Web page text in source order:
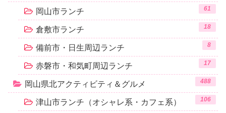
岡山市ランチ 61
倉敷市ランチ 18
備前市・日生周辺ランチ 8
赤磐市・和気町周辺ランチ 17
岡山県北アクティビティ＆グルメ 488
津山市ランチ（オシャレ系・カフェ系） 106